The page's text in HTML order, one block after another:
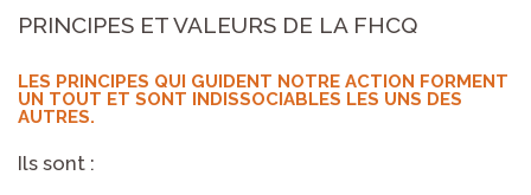
PRINCIPES ET VALEURS DE LA FHCQ
LES PRINCIPES QUI GUIDENT NOTRE ACTION FORMENT
UN TOUT ET SONT INDISSOCIABLES LES UNS DES
AUTRES.
Ils sont :